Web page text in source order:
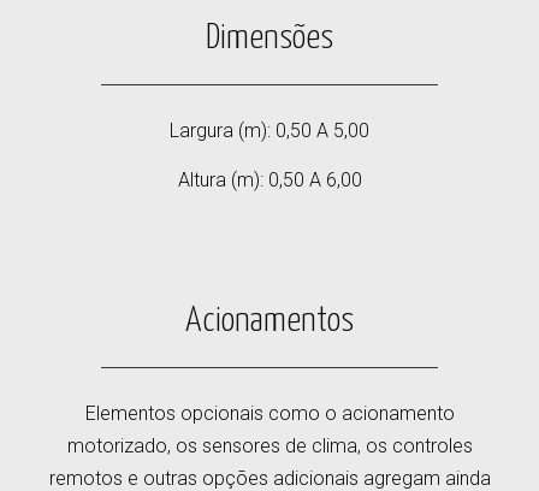
Dimensões
Largura (m): 0,50 A 5,00
Altura (m): 0,50 A 6,00
Acionamentos
Elementos opcionais como o acionamento
motorizado, os sensores de clima, os controles
remotos e outras opções adicionais agregam ainda